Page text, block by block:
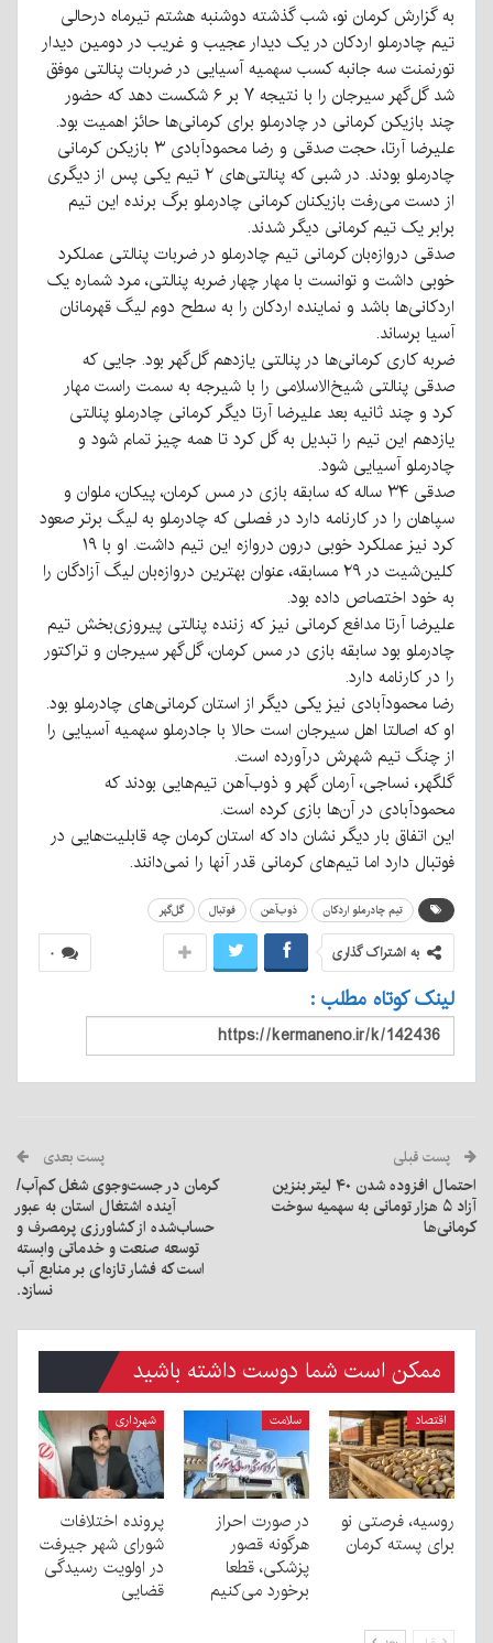
به گزارش کرمان نو، شب گذشته دوشنبه هشتم تیرماه درحالی
تیم چادرملو اردکان در یک دیدار عجیب و غریب در دومین دیدار
تورنمنت سه جانبه کسب سهمیه آسیایی در ضربات پنالتی موفق
شد گل‌گهر سیرجان را با نتیجه ۷ بر ۶ شکست دهد که حضور
چند بازیکن کرمانی در چادرملو برای کرمانی‌ها حائز اهمیت بود.
علیرضا آرتا، حجت صدقی و رضا محمودآبادی ۳ بازیکن کرمانی
چادرملو بودند. در شبی که پنالتی‌های ۲ تیم یکی پس از دیگری
از دست می‌رفت بازیکنان کرمانی چادرملو برگ برنده این تیم
برابر یک تیم کرمانی دیگر شدند.
صدقی دروازه‌بان کرمانی تیم چادرملو در ضربات پنالتی عملکرد
خوبی داشت و توانست با مهار چهار ضربه پنالتی، مرد شماره یک
اردکانی‌ها باشد و نماینده اردکان را به سطح دوم لیگ قهرمانان
آسیا برساند.
ضربه کاری کرمانی‌ها در پنالتی یازدهم گل‌گهر بود. جایی که
صدقی پنالتی شیخ‌الاسلامی را با شیرجه به سمت راست مهار
کرد و چند ثانیه بعد علیرضا آرتا دیگر کرمانی چادرملو پنالتی
یازدهم این تیم را تبدیل به گل کرد تا همه چیز تمام شود و
چادرملو آسیایی شود.
صدقی ۳۴ ساله که سابقه بازی در مس کرمان، پیکان، ملوان و
سپاهان را در کارنامه دارد در فصلی که چادرملو به لیگ برتر صعود
کرد نیز عملکرد خوبی درون دروازه این تیم داشت. او با ۱۹
کلین‌شیت در ۲۹ مسابقه، عنوان بهترین دروازه‌بان لیگ آزادگان را
به خود اختصاص داده بود.
علیرضا آرتا مدافع کرمانی نیز که زننده پنالتی پیروزی‌بخش تیم
چادرملو بود سابقه بازی در مس کرمان، گل‌گهر سیرجان و تراکتور
را در کارنامه دارد.
رضا محمودآبادی نیز یکی دیگر از استان کرمانی‌های چادرملو بود‌‌.
او که اصالتا اهل سیرجان است حالا با جادرملو سهمیه آسیایی را
از چنگ تیم شهرش درآورده است.
گلگهر، نساجی، آرمان گهر و ذوب‌آهن تیم‌هایی بودند که
محمودآبادی در آن‌ها بازی کرده است.
این اتفاق بار دیگر نشان داد که استان کرمان چه قابلیت‌هایی در
فوتبال دارد اما تیم‌های کرمانی قدر آنها را نمی‌دانند.
تیم چادرملو اردکان ذوب‌آهن فوتبال گل‌گهر
۰ به اشتراک گذاری
لینک کوتاه مطلب :
پست قبلی
احتمال افزوده شدن ۴۰ لیتر بنزین
آزاد ۵ هزار تومانی به سهمیه سوخت
کرمانی‌ها
پست بعدی
کرمان در جست‌وجوی شغل کم‌آب/
آینده اشتغال استان به عبور
حساب‌شده از کشاورزی پرمصرف و
توسعه صنعت و خدماتی وابسته
است که فشار تازه‌ای بر منابع آب
نسازد.
ممکن است شما دوست داشته باشید
اقتصاد
روسیه، فرصتی نو
برای پسته کرمان
سلامت
در صورت احراز
هرگونه قصور
پزشکی، قطعا
برخورد می‌کنیم
شهرداری
پرونده اختلافات
شورای شهر جیرفت
در اولویت رسیدگی
قضایی